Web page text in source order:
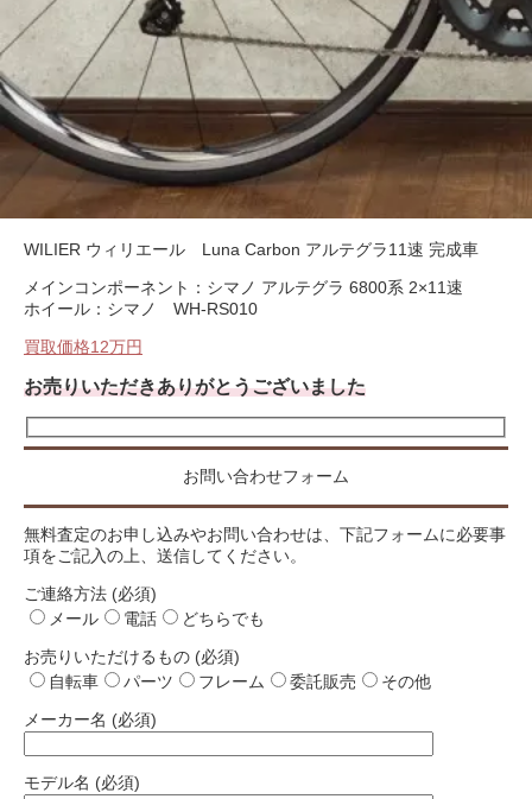
WILIER ウィリエール Luna Carbon アルテグラ11速 完成車
メインコンポーネント：シマノ アルテグラ 6800系 2×11速
ホイール：シマノ WH-RS010
買取価格12万円
お売りいただきありがとうございました
お問い合わせフォーム
無料査定のお申し込みやお問い合わせは、下記フォームに必要事
項をご記入の上、送信してください。
ご連絡方法 (必須)
メール
電話
どちらでも
お売りいただけるもの (必須)
自転車
パーツ フレーム 委託販売
その他
メーカー名 (必須)
モデル名 (必須)